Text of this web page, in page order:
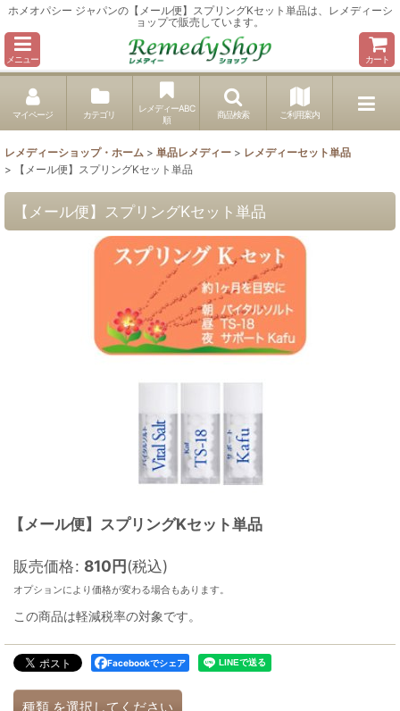
ホメオパシー ジャパンの【メール便】スプリングKセット単品は、レメディーシ
ョップで販売しています。
メニュー カート
マイページ カテゴリ
レメディーABC
順
商品検索 ご利用案内
レメディーショップ・ホーム > 単品レメディー > レメディーセット単品
>
【メール便】スプリングKセット単品
【メール便】スプリングKセット単品
【メール便】スプリングKセット単品
販売価格: 810円(税込)
オプションにより価格が変わる場合もあります。
この商品は軽減税率の対象です。
Facebookでシェア
種類 を選択してください